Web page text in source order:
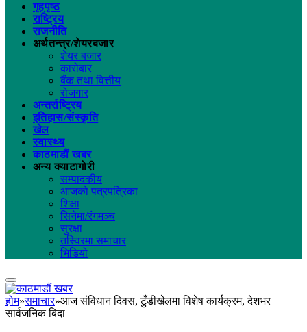
गृहपृष्ठ
राष्ट्रिय
राजनीति
अर्थतन्त्र/शेयरबजार
शेयर बजार
कारोबार
बैंक तथा वित्तीय
रोजगार
अन्तर्राष्ट्रिय
इतिहास/संस्कृति
खेल
स्वास्थ्य
काठमाडौं खबर
अन्य क्याटागोरी
सम्पादकीय
आजको पत्रपत्रिका
शिक्षा
सिनेमा/रंगमञ्च
सुरक्षा
तस्विरमा समाचार
भिडियो
होम»समाचार»आज संविधान दिवस, टुँडीखेलमा विशेष कार्यक्रम, देशभर
सार्वजनिक बिदा